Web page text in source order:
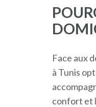
Face aux
à Tunis
confort et